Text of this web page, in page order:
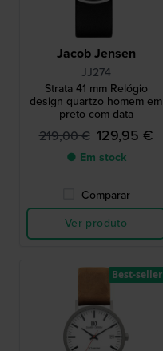
Jacob Jensen
JJ274
Strata 41 mm Relógio
design quartzo homem em
preto com data
219,00 € 129,95 €
● Em stock
Comparar
Ver produto
Best-seller